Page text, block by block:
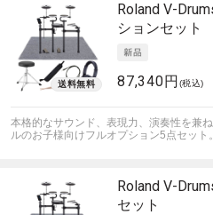
Roland V-
ションセット
87,340円 (税込)
本格的なサウンド、表現力、演奏性を兼
ルのお子様向けフルオプション5点セット。
Roland V-
セット